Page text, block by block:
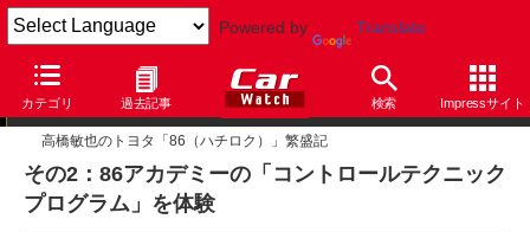
Powered by Translate
カテゴリ 過去記事 検索 Impressサイト
長期レビュー
高橋敏也のトヨタ「86（ハチロク）」繁盛記
その2：86アカデミーの「コントロールテクニック
プログラム」を体験